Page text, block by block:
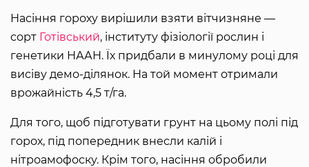
Насіння гороху вирішили взяти вітчизняне —
сорт Готівський, інституту фізіології рослин і
генетики НААН. Їх придбали в минулому році для
висіву демо-ділянок. На той момент отримали
врожайність 4,5 т/га.
Для того, щоб підготувати грунт на цьому полі під
горох, під попередник внесли калій і
нітроамофоску. Крім того, насіння обробили